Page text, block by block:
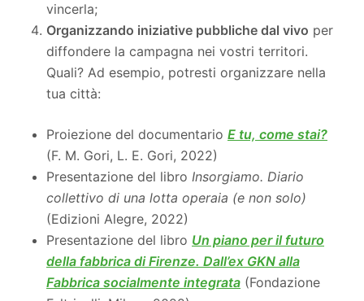
vincerla;
Organizzando iniziative pubbliche dal vivo per
diffondere la campagna nei vostri territori.
Quali? Ad esempio, potresti organizzare nella
tua città:
Proiezione del documentario E tu, come stai?
(F. M. Gori, L. E. Gori, 2022)
Presentazione del libro Insorgiamo. Diario
collettivo di una lotta operaia (e non solo)
(Edizioni Alegre, 2022)
Presentazione del libro Un piano per il futuro
della fabbrica di Firenze. Dall’ex GKN alla
Fabbrica socialmente integrata (Fondazione